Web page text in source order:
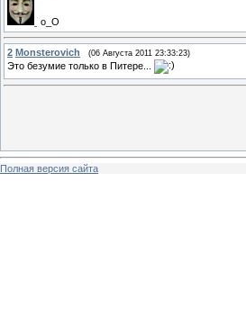
о_О
2 Monsterovich (06 Августа 2011 23:33:23)
Это безумие только в Питере...
Полная версия сайта